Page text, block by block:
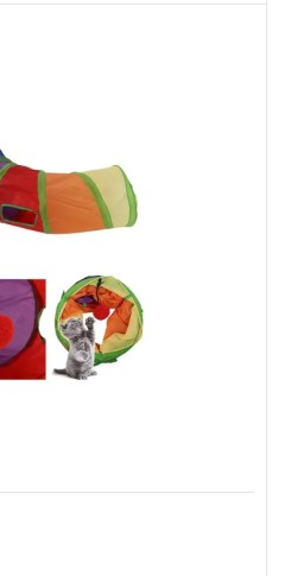
çekilebilir tasarımı, taşınabilir, kolay
EKLE
to compare